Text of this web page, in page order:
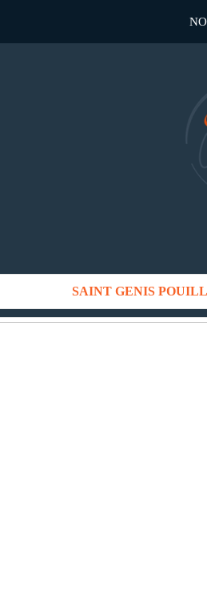
SAINT GENIS